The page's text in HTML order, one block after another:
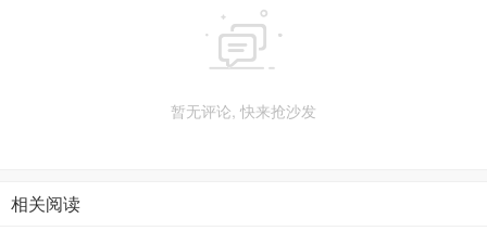

暂无评论, 快来抢沙发
相关阅读